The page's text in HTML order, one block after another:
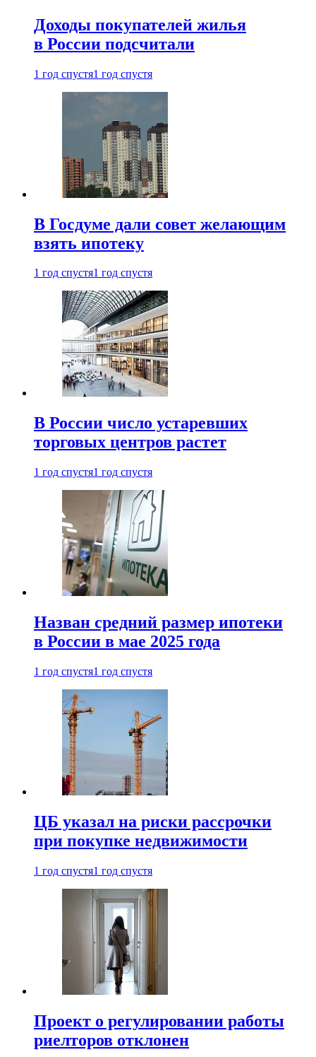
Доходы покупателей жилья
в России подсчитали
1 год спустя1 год спустя
В Госдуме дали совет желающим
взять ипотеку
1 год спустя1 год спустя
В России число устаревших
торговых центров растет
1 год спустя1 год спустя
Назван средний размер ипотеки
в России в мае 2025 года
1 год спустя1 год спустя
ЦБ указал на риски рассрочки
при покупке недвижимости
1 год спустя1 год спустя
Проект о регулировании работы
риелторов отклонен